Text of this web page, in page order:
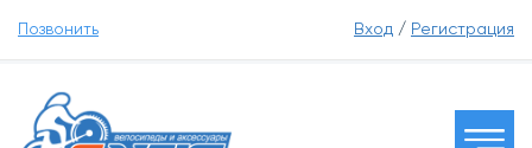
Позвонить Вход / Регистрация